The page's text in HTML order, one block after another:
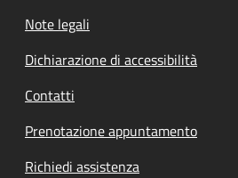
Note legali
Dichiarazione di accessibilità
Contatti
Prenotazione appuntamento
Richiedi assistenza